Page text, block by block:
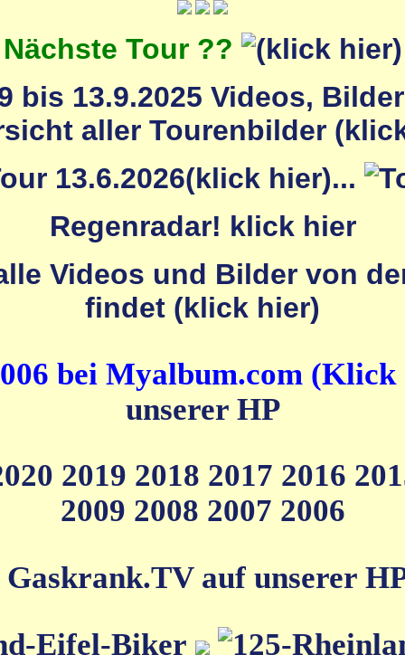
Nächste Tour ??
bis 13.9.2025 Videos,
...
Regenradar! klick hier
bei Myalbum.com
unserer HP
2019 2018 2017 2016
2009 2008 2007 2006
Gaskrank.TV auf unserer